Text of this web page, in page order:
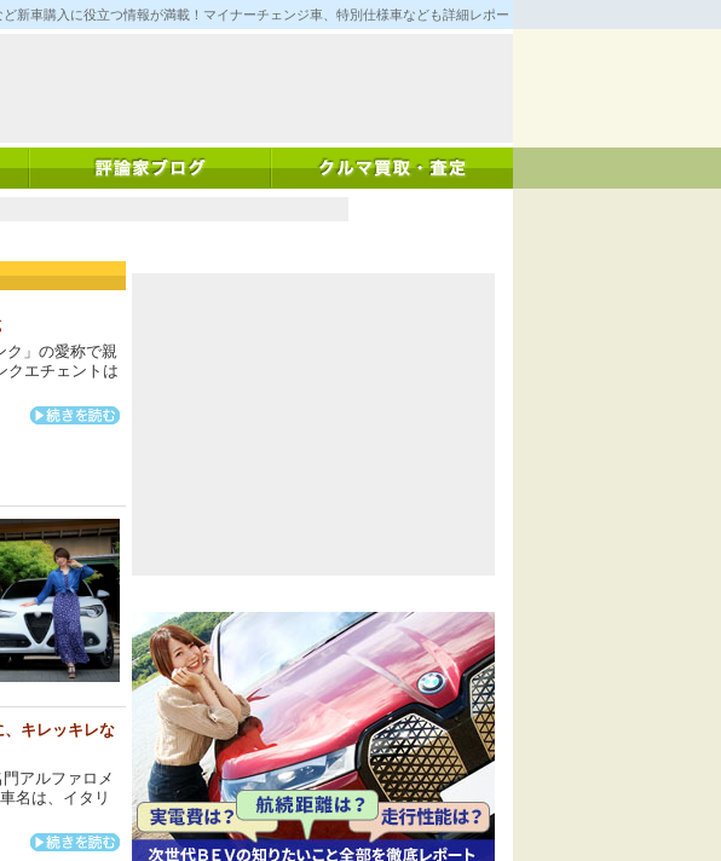
車購入に役立つ情報が満載！マイナーチェンジ車、特別仕様車なども詳細レポート！
ク」の愛称で親
クエチェントは
キレッキレな
アルファロメ
名は、イタリ